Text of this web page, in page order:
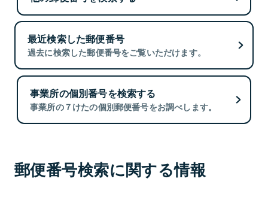
最近検索した郵便番号
過去に検索した郵便番号をご覧いただけます。
事業所の個別番号を検索する
事業所の７けたの個別郵便番号をお調べします。
郵便番号検索に関する情報